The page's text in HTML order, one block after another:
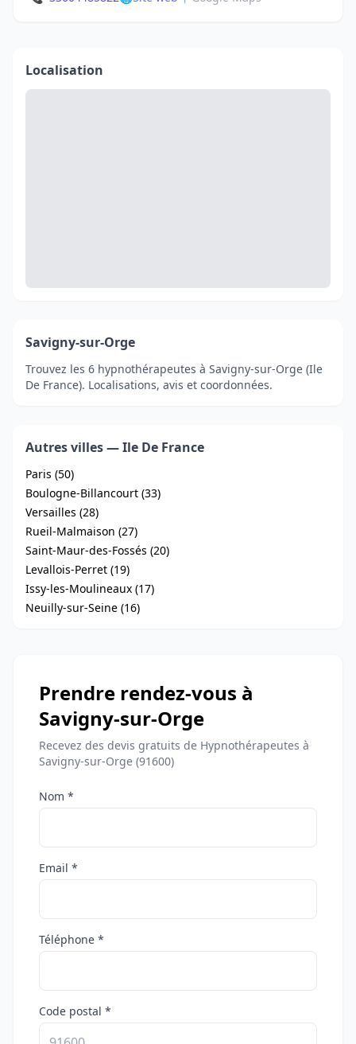
Localisation
Savigny-sur-Orge
Trouvez les 6 hypnothérapeutes à Savigny-sur-Orge (Ile
De France). Localisations, avis et coordonnées.
Autres villes — Ile De France
Paris (50)
Boulogne-Billancourt (33)
Versailles (28)
Rueil-Malmaison (27)
Saint-Maur-des-Fossés (20)
Levallois-Perret (19)
Issy-les-Moulineaux (17)
Neuilly-sur-Seine (16)
Prendre rendez-vous à
Savigny-sur-Orge
Recevez des devis gratuits de Hypnothérapeutes à
Savigny-sur-Orge (91600)
Nom *
Email *
Téléphone *
Code postal *